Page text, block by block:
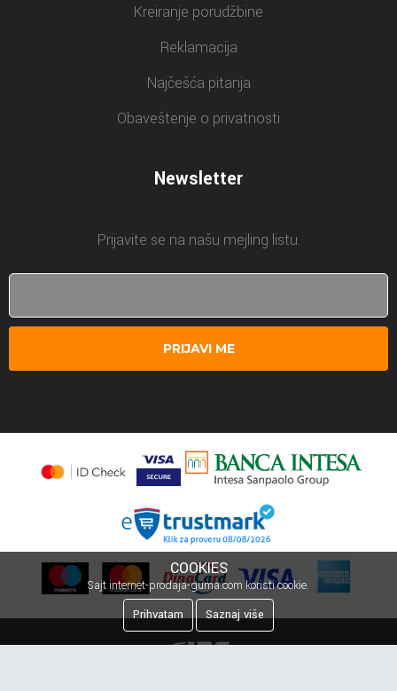
Kreiranje porudžbine
Reklamacija
Najčešća pitanja
Obaveštenje o privatnosti
Newsletter
Prijavite se na našu mejling listu.
PRIJAVI ME
COOKIES
Sajt internet-prodaja-guma.com koristi cookie.
Prihvatam
Saznaj više